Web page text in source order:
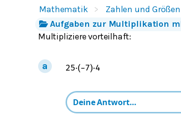
Mathematik Zahlen und Größen
Aufgaben zur Multiplikation
Multipliziere vorteilhaft:
25⋅(−7)⋅4